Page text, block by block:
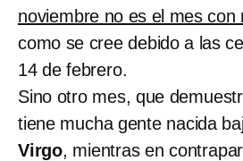
noviembre no es el mes con
como se cree debido a las
14 de febrero.
Sino otro mes, que
tiene mucha gente nacida
Virgo, mientras en